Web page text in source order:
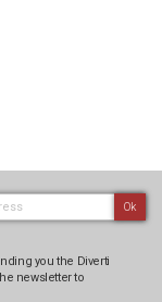
Ok
you the Diverti
newsletter to